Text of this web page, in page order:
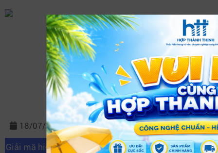
18/07/2026
Giải mã hiện tượng soundbar nhấp nháy đèn: Nguyên